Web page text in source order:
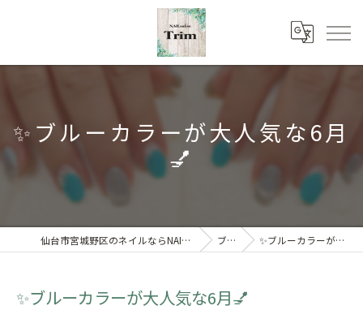
✨ブルーカラーが大人気な6月
💅
仙台市宮城野区のネイルならNAILsalon Trim 【トリム】 ブログ ✨ブルーカラーが大人気な6月💅
✨ブルーカラーが大人気な6月💅